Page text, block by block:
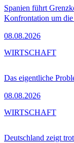
Spanien führt
Konfrontation um
08.08.2026
Das eigentliche
08.08.2026
WIRTSCHAFT
Deutschland zeigt
WIRTSCHAFT